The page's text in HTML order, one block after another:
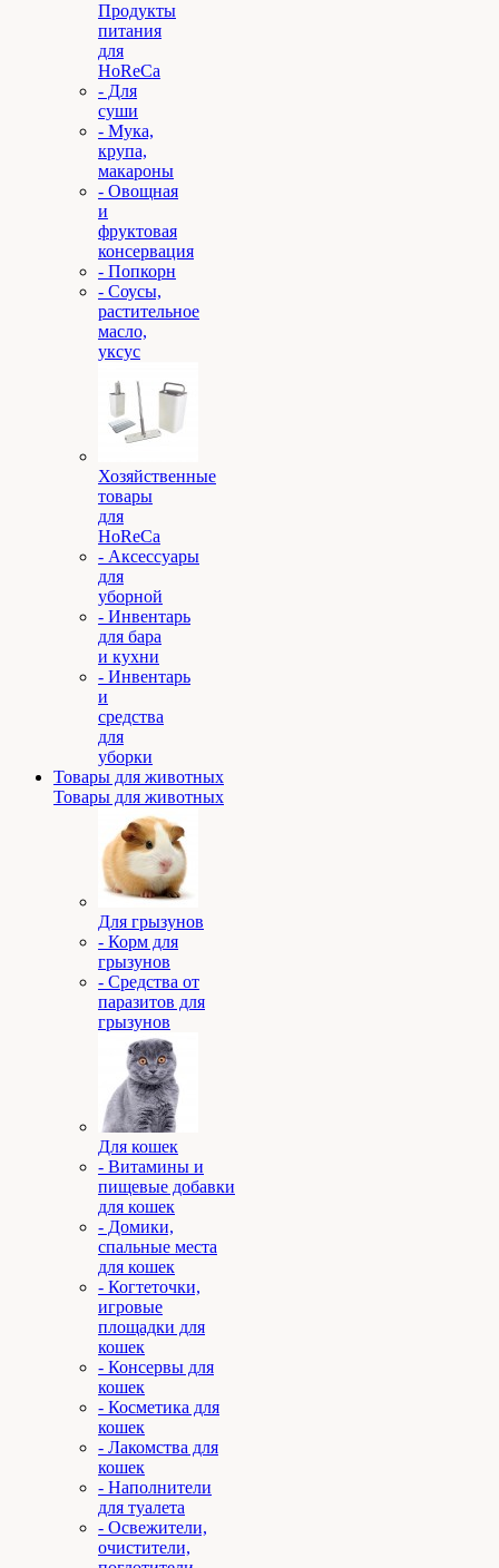
Продукты
питания
для
HoReCa
- Для
суши
- Мука,
крупа,
макароны
- Овощная
и
фруктовая
консервация
- Попкорн
- Соусы,
растительное
масло,
уксус
Хозяйственные
товары
для
HoReCa
- Аксессуары
для
уборной
- Инвентарь
для бара
и кухни
- Инвентарь
и
средства
для
уборки
Товары для животных
Товары для животных
Для грызунов
- Корм для
грызунов
- Средства от
паразитов для
грызунов
Для кошек
- Витамины и
пищевые добавки
для кошек
- Домики,
спальные места
для кошек
- Когтеточки,
игровые
площадки для
кошек
- Консервы для
кошек
- Косметика для
кошек
- Лакомства для
кошек
- Наполнители
для туалета
- Освежители,
очистители,